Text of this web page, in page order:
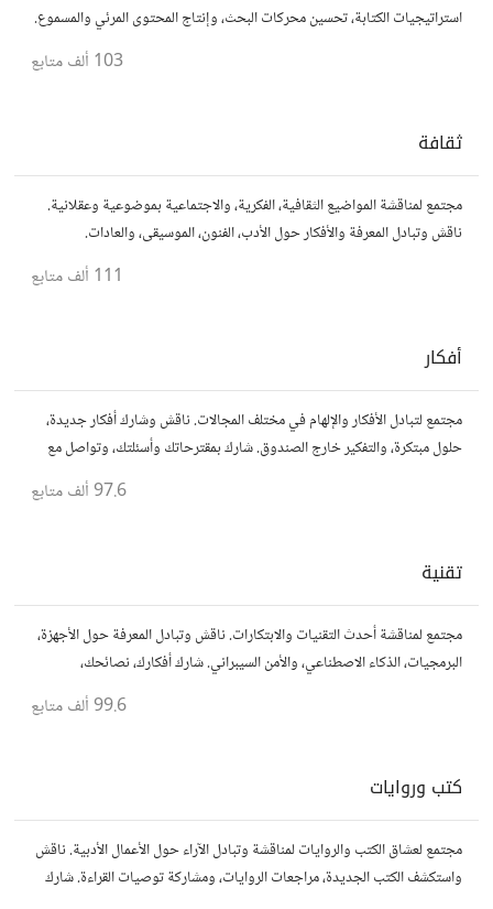
استراتيجيات الكتابة، تحسين محركات البحث، وإنتاج المحتوى المرئي والمسموع.
103 ألف متابع
ثقافة
مجتمع لمناقشة المواضيع الثقافية، الفكرية، والاجتماعية بموضوعية وعقلانية.
ناقش وتبادل المعرفة والأفكار حول الأدب، الفنون، الموسيقى، والعادات.
111 ألف متابع
أفكار
مجتمع لتبادل الأفكار والإلهام في مختلف المجالات. ناقش وشارك أفكار جديدة،
حلول مبتكرة، والتفكير خارج الصندوق. شارك بمقترحاتك وأسئلتك، وتواصل مع
97.6 ألف متابع
تقنية
مجتمع لمناقشة أحدث التقنيات والابتكارات. ناقش وتبادل المعرفة حول الأجهزة،
البرمجيات، الذكاء الاصطناعي، والأمن السيبراني. شارك أفكارك، نصائحك،
99.6 ألف متابع
كتب وروايات
مجتمع لعشاق الكتب والروايات لمناقشة وتبادل الآراء حول الأعمال الأدبية. ناقش
واستكشف الكتب الجديدة، مراجعات الروايات، ومشاركة توصيات القراءة. شارك